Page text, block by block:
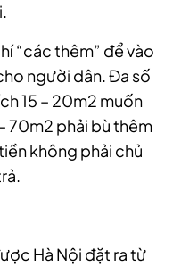
“các thêm” để vào
người dân. Đa số
15 – 20m2 muốn
70m2 phải bù thêm
không phải chủ
Hà Nội đặt ra từ